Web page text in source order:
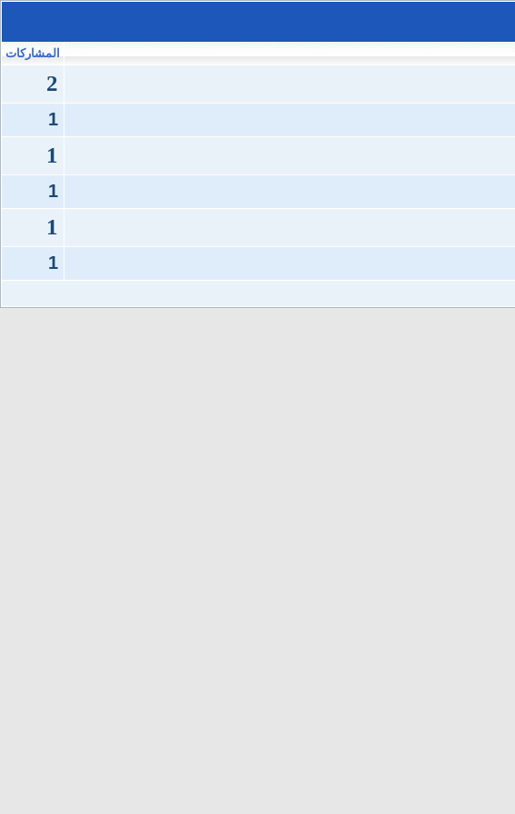
المشاركات
2
1
1
1
1
1